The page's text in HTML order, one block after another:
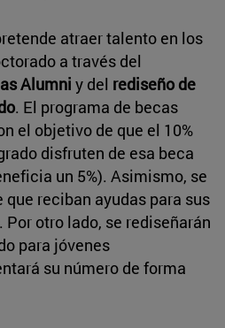
atraer talento en los
a través del
Alumni y del rediseño de
. El programa de becas
el objetivo de que el 10%
disfruten de esa beca
un 5%). Asimismo, se
reciban ayudas para sus
otro lado, se rediseñarán
para jóvenes
su número de forma